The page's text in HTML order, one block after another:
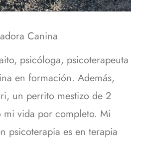
Canina
psicóloga, psicoterapeuta
en formación. Además,
un perrito mestizo de 2
mi vida por completo. Mi
psicoterapia es en terapia